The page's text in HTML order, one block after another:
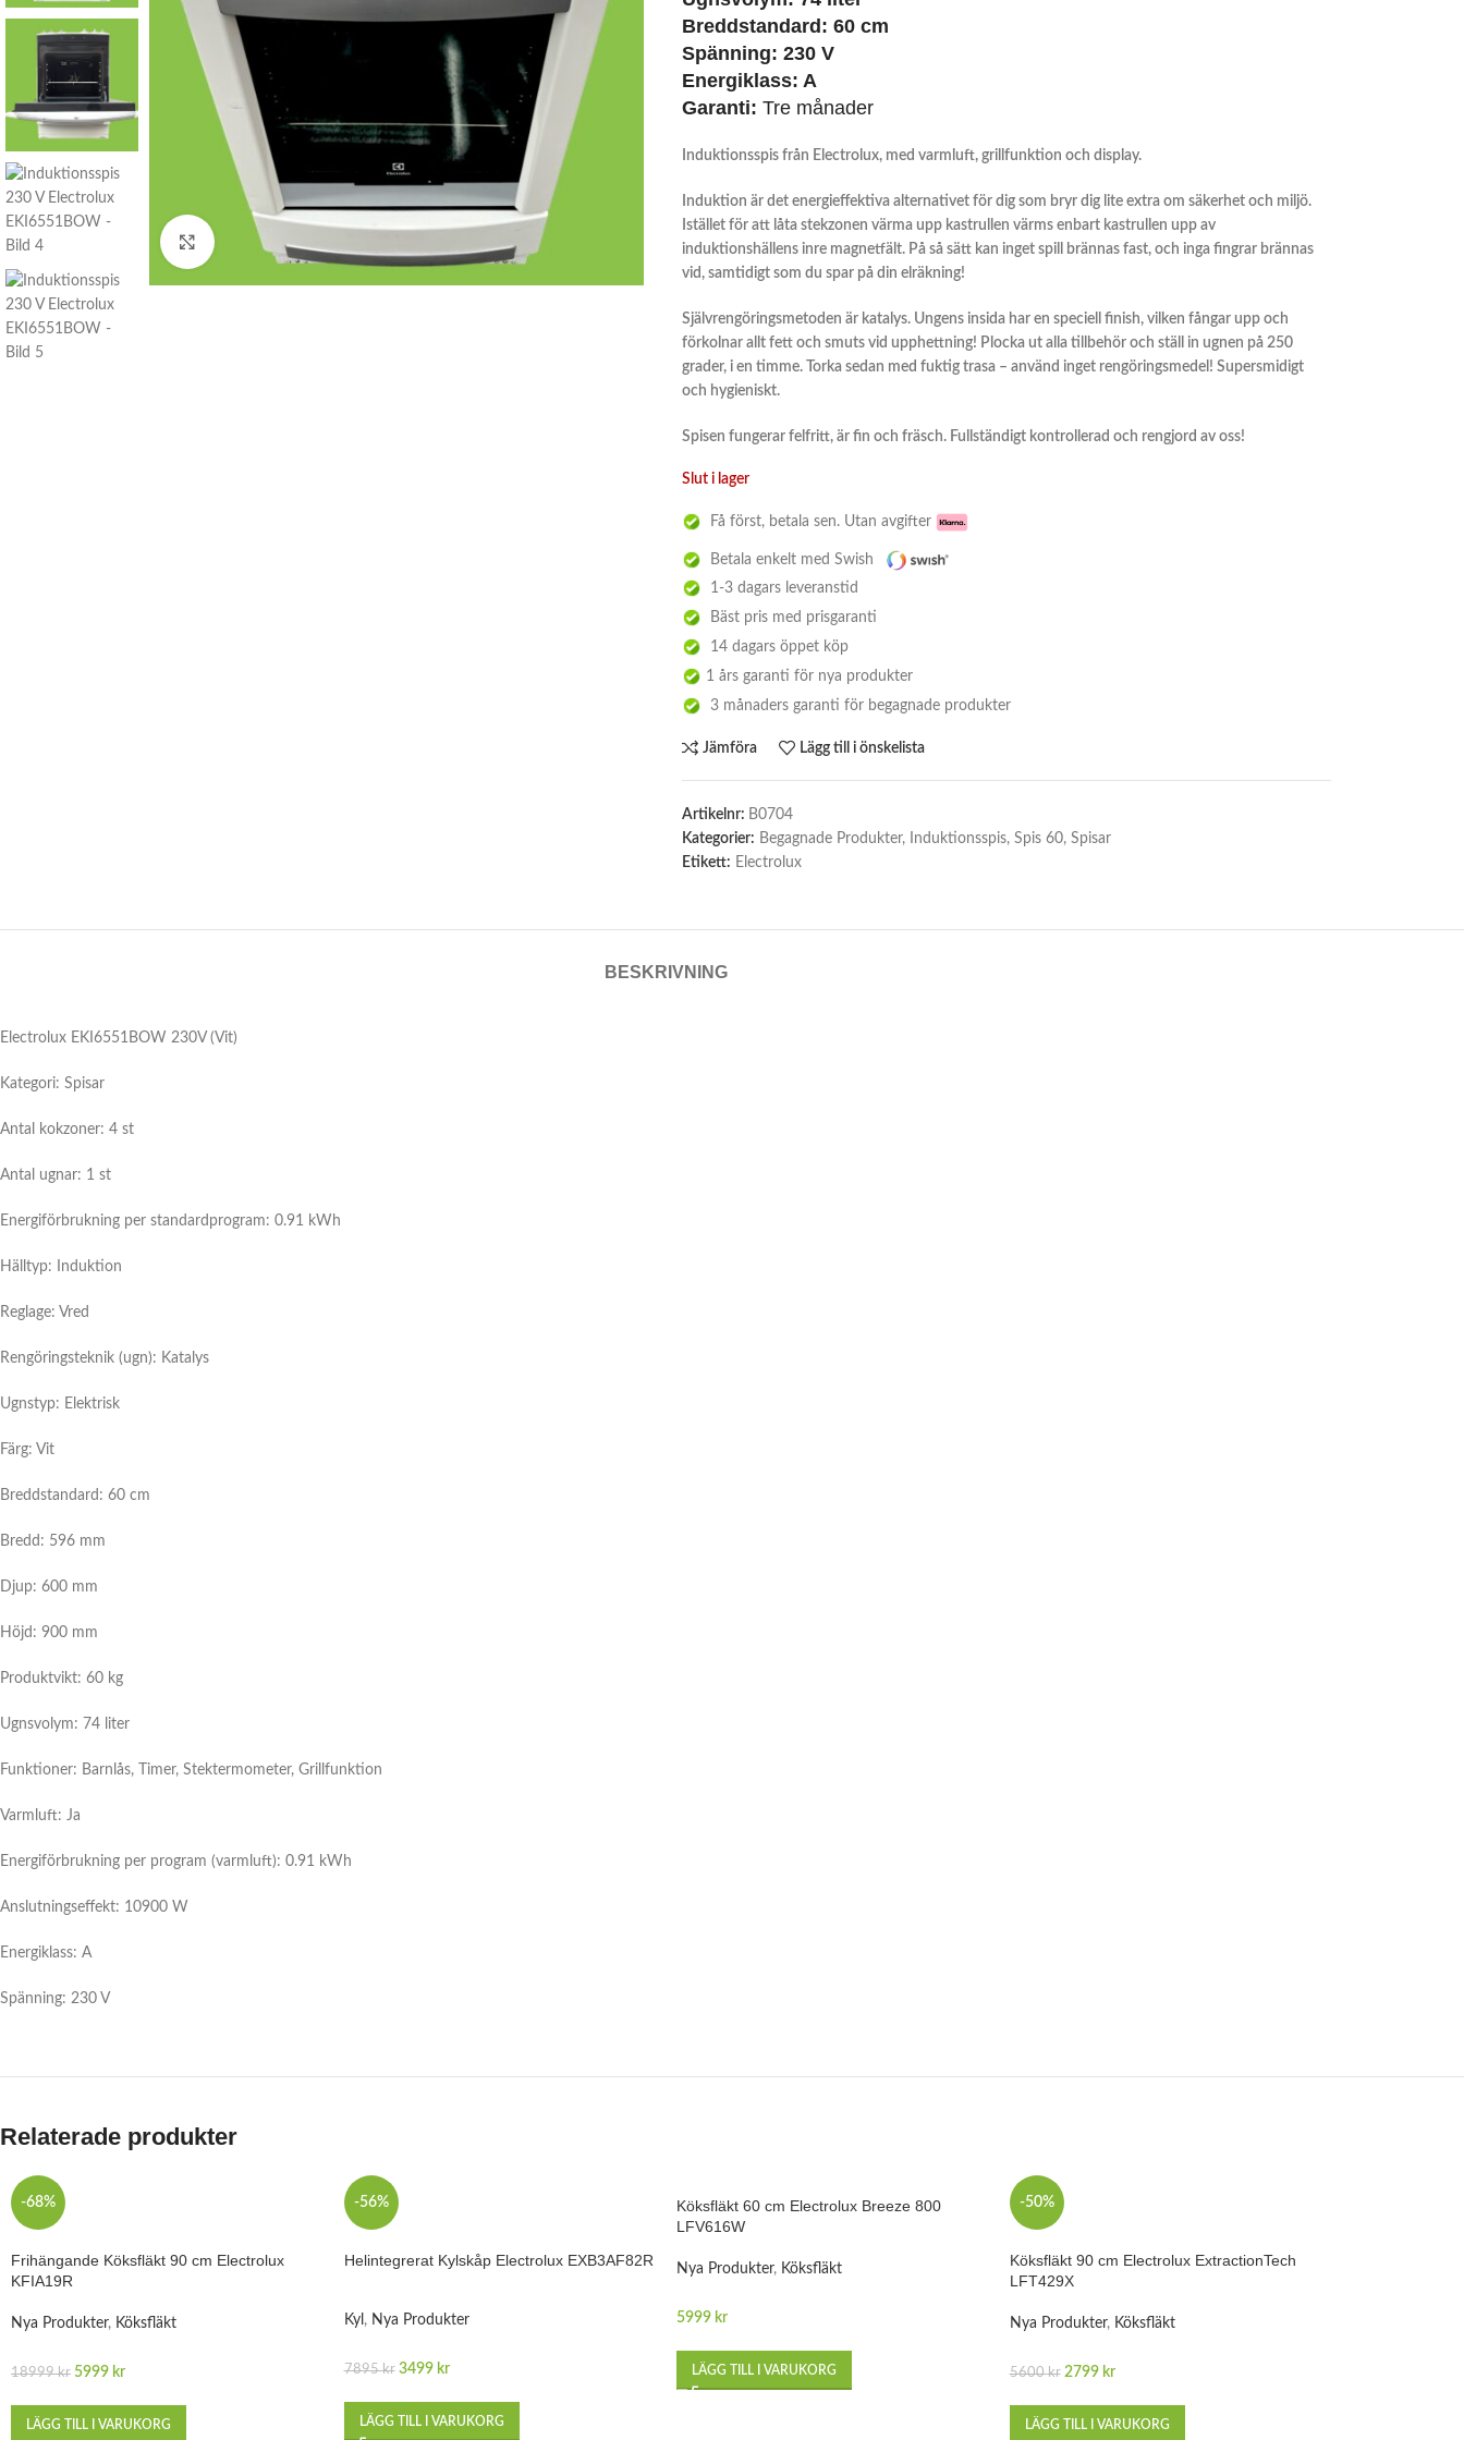
Click to enlarge
Breddstandard: 60 cm
Spänning: 230 V
Energiklass: A
Garanti: Tre månader
Induktionsspis från Electrolux, med varmluft, grillfunktion och display.
Induktion är det energieffektiva alternativet för dig som bryr dig lite extra om säkerhet och miljö.
Istället för att låta stekzonen värma upp kastrullen värms enbart kastrullen upp av
induktionshällens inre magnetfält. På så sätt kan inget spill brännas fast, och inga fingrar brännas
vid, samtidigt som du spar på din elräkning!
Självrengöringsmetoden är katalys. Ungens insida har en speciell finish, vilken fångar upp och
förkolnar allt fett och smuts vid upphettning! Plocka ut alla tillbehör och ställ in ugnen på 250
grader, i en timme. Torka sedan med fuktig trasa – använd inget rengöringsmedel! Supersmidigt
och hygieniskt.
Spisen fungerar felfritt, är fin och fräsch. Fullständigt kontrollerad och rengjord av oss!
Slut i lager
Få först, betala sen. Utan avgifter
Betala enkelt med Swish
1-3 dagars leveranstid
Bäst pris med prisgaranti
14 dagars öppet köp
1 års garanti för nya produkter
3 månaders garanti för begagnade produkter
Jämföra Lägg till i önskelista
Artikelnr: B0704
Kategorier: Begagnade Produkter, Induktionsspis, Spis 60, Spisar
Etikett: Electrolux
BESKRIVNING
Electrolux EKI6551BOW 230V (Vit)
Kategori: Spisar
Antal kokzoner: 4 st
Antal ugnar: 1 st
Energiförbrukning per standardprogram: 0.91 kWh
Hälltyp: Induktion
Reglage: Vred
Rengöringsteknik (ugn): Katalys
Ugnstyp: Elektrisk
Färg: Vit
Breddstandard: 60 cm
Bredd: 596 mm
Djup: 600 mm
Höjd: 900 mm
Produktvikt: 60 kg
Ugnsvolym: 74 liter
Funktioner: Barnlås, Timer, Stektermometer, Grillfunktion
Varmluft: Ja
Energiförbrukning per program (varmluft): 0.91 kWh
Anslutningseffekt: 10900 W
Energiklass: A
Spänning: 230 V
Relaterade produkter
-68%
Frihängande Köksfläkt 90 cm Electrolux
KFIA19R
Nya Produkter, Köksfläkt
18999kr 5999 kr
LÄGG TILL I VARUKORG
-56%
Helintegrerat Kylskåp Electrolux EXB3AF82R
Kyl , Nya Produkter
7895kr 3499 kr
LÄGG TILL I VARUKORG
Köksfläkt 60 cm Electrolux Breeze 800
LFV616W
Nya Produkter, Köksfläkt
5999 kr
LÄGG TILL I VARUKORG
-50%
Köksfläkt 90 cm Electrolux ExtractionTech
LFT429X
Nya Produkter, Köksfläkt
5600kr 2799 kr
LÄGG TILL I VARUKORG